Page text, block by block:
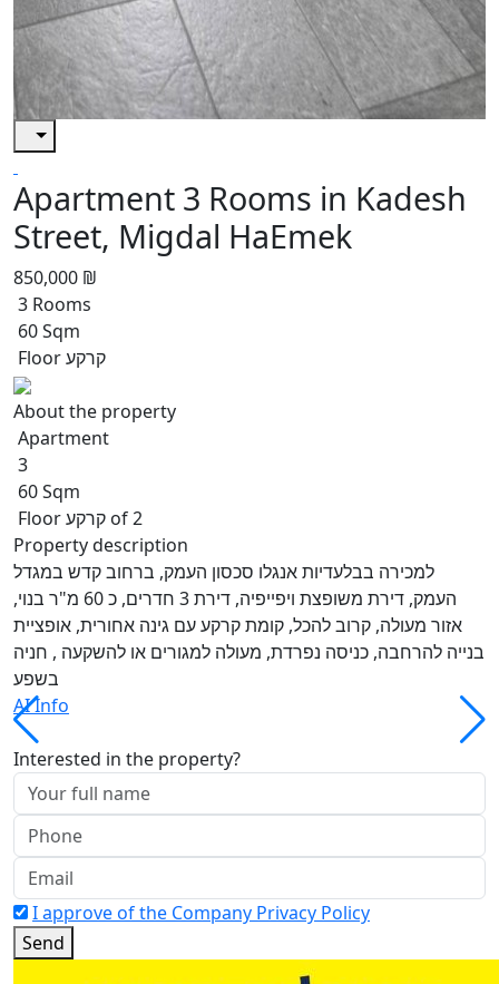
Apartment 3 Rooms in Kadesh
Street, Migdal HaEmek
850,000 ₪
3 Rooms
60 Sqm
Floor קרקע
About the property
Apartment
3
60 Sqm
Floor קרקע of 2
Property description
למכירה בבלעדיות אנגלו סכסון העמק, ברחוב קדש במגדל
העמק, דירת משופצת ויפייפיה, דירת 3 חדרים, כ 60 מ"ר בנוי,
אזור מעולה, קרוב להכל, קומת קרקע עם גינה אחורית, אופציית
בנייה להרחבה, כניסה נפרדת, מעולה למגורים או להשקעה , חניה
בשפע
AI Info
Interested in the property?
I approve of the Company Privacy Policy
Send